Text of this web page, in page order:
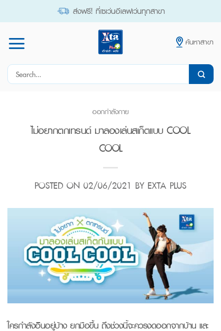
ส่งฟรี! ที่เซเว่นอีเลฟเว่นทุกสาขา
ค้นหาสาขา
Search
ออกกำลังกาย
ไม่อยากตกเทรนด์ มาลองเล่นสเก็ตแบบ COOL
COOL
POSTED ON 02/06/2021 BY EXTA PLUS
ใครกำลังอินอยู่บ้าง ยกมือขึ้น ถึงช่วงนี้จะควรงดออกจากบ้าน และ